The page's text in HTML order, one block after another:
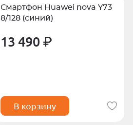
Смартфон Huawei nova Y73
8/128 (синий)
13 490 ₽
В корзину